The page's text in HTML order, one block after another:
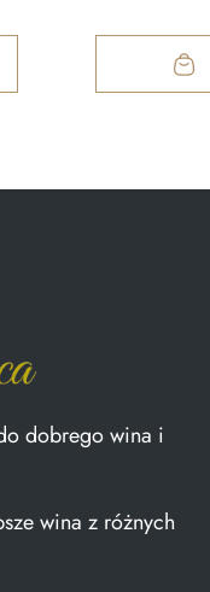
dobrego wina i
wina z różnych